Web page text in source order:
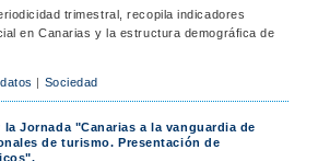
trimestral, recopila indicadores
en Canarias y la estructura demográfica de
| Sociedad
la Jornada "Canarias a la vanguardia de
de turismo. Presentación de